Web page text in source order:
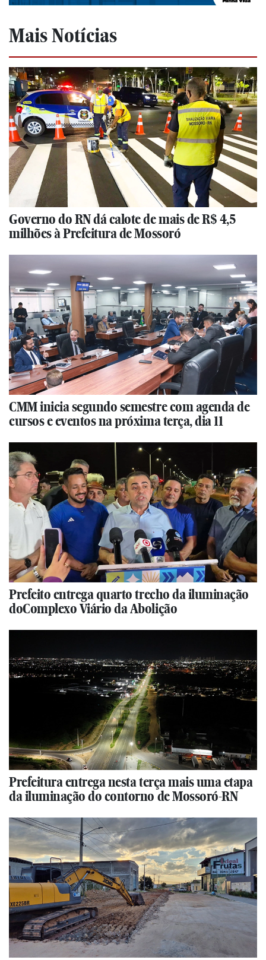
Mais Notícias
Governo do RN dá calote de mais de R$ 4,5
milhões à Prefeitura de Mossoró
CMM inicia segundo semestre com agenda de
cursos e eventos na próxima terça, dia 11
Prefeito entrega quarto trecho da iluminação
doComplexo Viário da Abolição
Prefeitura entrega nesta terça mais uma etapa
da iluminação do contorno de Mossoró-RN